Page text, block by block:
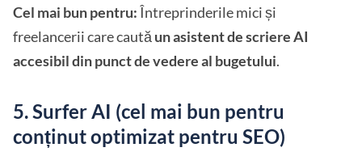
Cel mai bun pentru:Întreprinderile mici și
freelancerii care caută un asistent de scriere AI
accesibil din punct de vedere al bugetului.
5. Surfer AI (cel mai bun pentru
conținut optimizat pentru SEO)